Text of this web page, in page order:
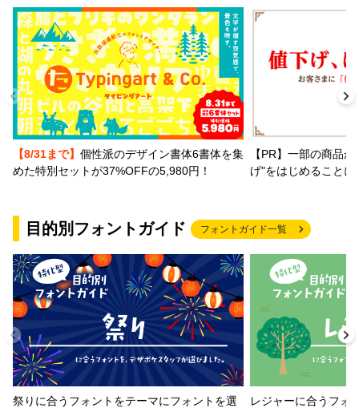
価格帯
〜
リセット
【8/31まで】 個性派のデザイン書体6書体を集
めた特別セットが37%OFFの5,980円！
【PR】一部の商品
げ"をはじめること
目的別フォントガイド フォントガイド一覧
祭りに合うフォントをテーマにフォントを選
レジャーに合うフォ